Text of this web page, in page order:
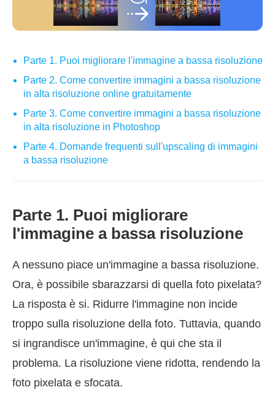
Parte 1. Puoi migliorare l'immagine a bassa risoluzione
Parte 2. Come convertire immagini a bassa risoluzione
in alta risoluzione online gratuitamente
Parte 3. Come convertire immagini a bassa risoluzione
in alta risoluzione in Photoshop
Parte 4. Domande frequenti sull'upscaling di immagini
a bassa risoluzione
Parte 1. Puoi migliorare
l'immagine a bassa risoluzione
A nessuno piace un'immagine a bassa risoluzione.
Ora, è possibile sbarazzarsi di quella foto pixelata?
La risposta è si. Ridurre l'immagine non incide
troppo sulla risoluzione della foto. Tuttavia, quando
si ingrandisce un'immagine, è qui che sta il
problema. La risoluzione viene ridotta, rendendo la
foto pixelata e sfocata.